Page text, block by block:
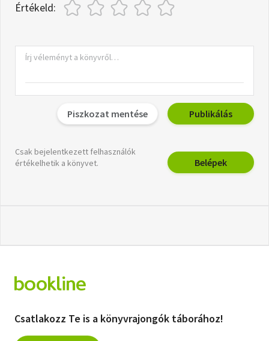
Értékeld:
Piszkozat mentése Publikálás
Csak bejelentkezett felhasználók
értékelhetik a könyvet.
Belépek
Csatlakozz Te is a könyvrajongók táborához!